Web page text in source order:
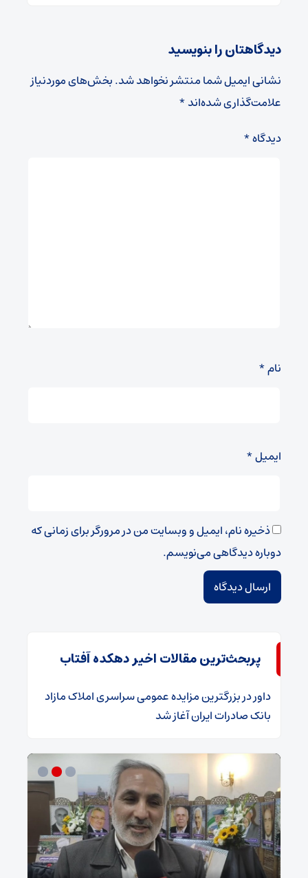
دیدگاهتان را بنویسید
نشانی ایمیل شما منتشر نخواهد شد.بخش‌های موردنیاز
علامت‌گذاری شده‌اند*
دیدگاه*
نام*
ایمیل*
ذخیره نام، ایمیل و وبسایت من در مرورگر برای زمانی که
دوباره دیدگاهی می‌نویسم.
پربحث‌ترین مقالات اخیر دهکده آفتاب
داوردر​بزرگترین مزایده عمومی سراسری املاک مازاد
بانک صادرات ایران آغاز شد